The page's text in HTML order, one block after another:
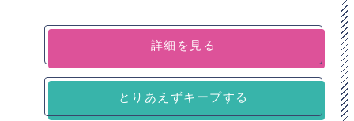
詳細を見る
とりあえずキープする